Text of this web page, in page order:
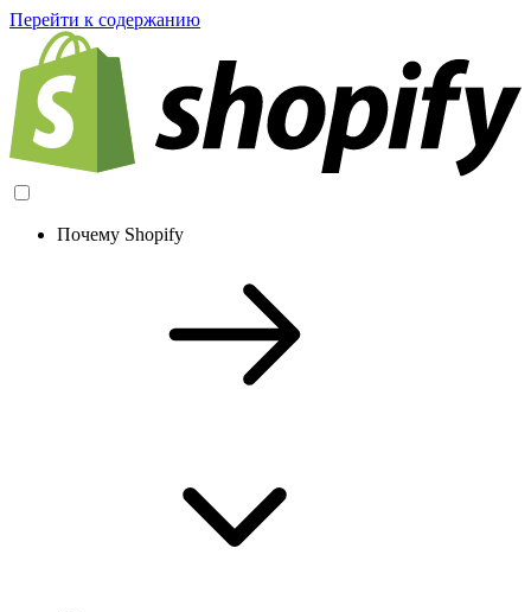
Перейти к содержанию
Почему Shopify